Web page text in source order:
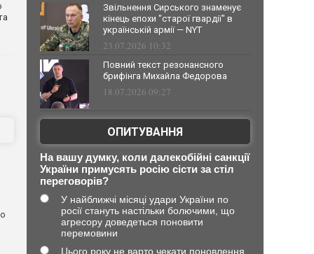
Звільнення Сирського знаменує
кінець епохи "старої гвардії" в
українській армії — NYT
23.07.2026 10:32
Повний текст резонансного
брифінга Михайла Федорова
18.07.2026 09:27
ОПИТУВАННЯ
На вашу думку, коли далекобійні санкції
України примусять росію сісти за стіл
переговорів?
У найближчі місяці удари України по
росії стануть настільки болючими, що
агресору доведеться поновити
перемовини
Цього року не варто чекати поновлення